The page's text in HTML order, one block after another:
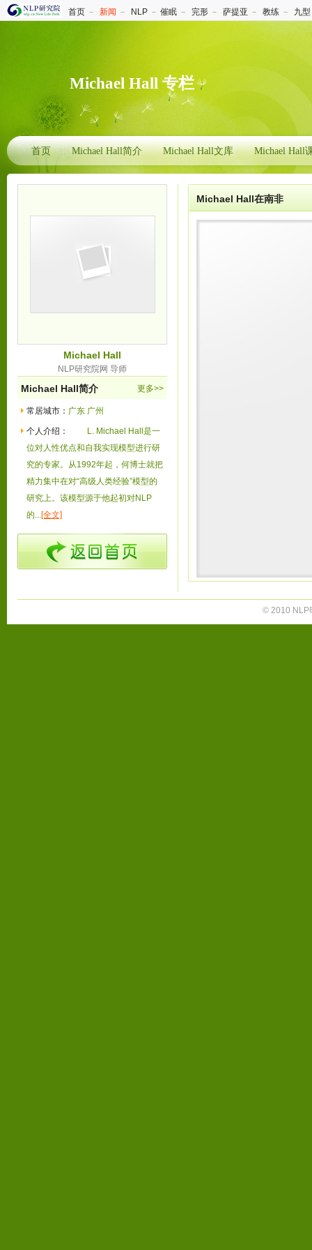
首页 － 新闻 － NLP － 催眠 － 完形 － 萨提亚 － 教练 － 九型
Michael Hall 专栏
首页 Michael Hall简介 Michael Hall文库 Michael Hall
Michael Hall
NLP研究院网 导师
Michael Hall简介 更多>>
常居城市： 广东 广州
个人介绍：
L. Michael Hall是一
位对人性优点和自我实现模型进行研
究的专家。从1992年起，何博士就把
精力集中在对“高级人类经验”模型的
研究上。该模型源于他起初对NLP
的...[全文]
Michael Hall在南非
© 2010 NLP